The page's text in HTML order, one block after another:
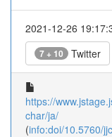
2021-12-26
7 + 10 Twitter
https://
char/ja/
(info:doi/10.5760/